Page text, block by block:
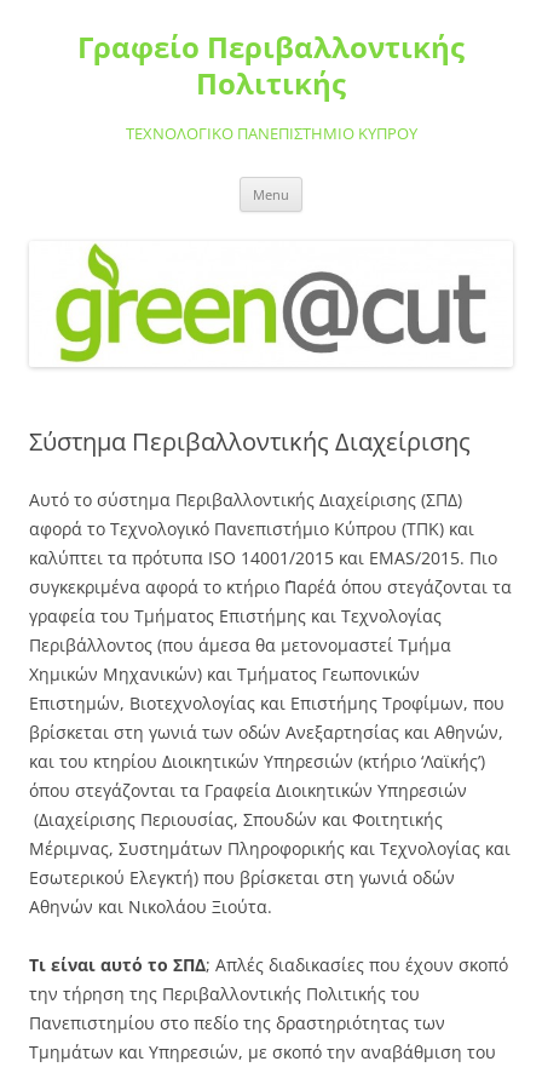
contentΓραφείο Περιβαλλοντικής
Πολιτικής
ΤΕΧΝΟΛΟΓΙΚΟ ΠΑΝΕΠΙΣΤΗΜΙΟ ΚΥΠΡΟΥ
Menu
Σύστημα Περιβαλλοντικής Διαχείρισης
Αυτό το σύστημα Περιβαλλοντικής Διαχείρισης (ΣΠΔ)
αφορά το Τεχνολογικό Πανεπιστήμιο Κύπρου (ΤΠΚ) και
καλύπτει τα πρότυπα ISO 14001/2015 και EMAS/2015. Πιο
συγκεκριμένα αφορά το κτήριο ΄Παρέα΄ όπου στεγάζονται τα
γραφεία του Τμήματος Επιστήμης και Τεχνολογίας
Περιβάλλοντος (που άμεσα θα μετονομαστεί Τμήμα
Χημικών Μηχανικών) και Τμήματος Γεωπονικών
Επιστημών, Βιοτεχνολογίας και Επιστήμης Τροφίμων, που
βρίσκεται στη γωνιά των οδών Ανεξαρτησίας και Αθηνών,
και του κτηρίου Διοικητικών Υπηρεσιών (κτήριο ‘Λαϊκής’)
όπου στεγάζονται τα Γραφεία Διοικητικών Υπηρεσιών
(Διαχείρισης Περιουσίας, Σπουδών και Φοιτητικής
Μέριμνας, Συστημάτων Πληροφορικής και Τεχνολογίας και
Εσωτερικού Ελεγκτή) που βρίσκεται στη γωνιά οδών
Αθηνών και Νικολάου Ξιούτα.
Τι είναι αυτό το ΣΠΔ; Απλές διαδικασίες που έχουν σκοπό
την τήρηση της Περιβαλλοντικής Πολιτικής του
Πανεπιστημίου στο πεδίο της δραστηριότητας των
Τμημάτων και Υπηρεσιών, με σκοπό την αναβάθμιση του